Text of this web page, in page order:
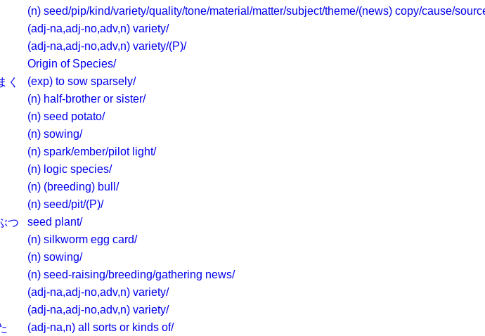
(n) seed/pip/kind/variety/quality/tone/material/matter/subject/theme/(news) copy/cause/
(adj-na,adj-no,adv,n) variety/
(adj-na,adj-no,adv,n) variety/(P)/
Origin of Species/
く
(exp) to sow sparsely/
(n) half-brother or sister/
(n) seed potato/
(n) sowing/
(n) spark/ember/pilot light/
(n) logic species/
(n) (breeding) bull/
(n) seed/pit/(P)/
つ
seed plant/
(n) silkworm egg card/
(n) sowing/
(n) seed-raising/breeding/gathering news/
(adj-na,adj-no,adv,n) variety/
(adj-na,adj-no,adv,n) variety/
(adj-na,n) all sorts or kinds of/